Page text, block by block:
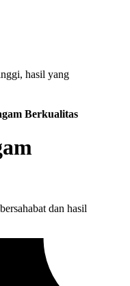
hasil yang
Berkualitas
dan hasil